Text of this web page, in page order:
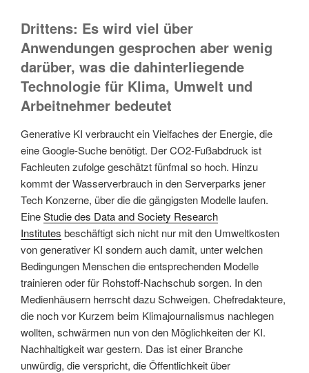
Drittens: Es wird viel über
Anwendungen gesprochen aber wenig
darüber, was die dahinterliegende
Technologie für Klima, Umwelt und
Arbeitnehmer bedeutet
Generative KI verbraucht ein Vielfaches der Energie, die
eine Google-Suche benötigt. Der CO2-Fußabdruck ist
Fachleuten zufolge geschätzt fünfmal so hoch. Hinzu
kommt der Wasserverbrauch in den Serverparks jener
Tech Konzerne, über die die gängigsten Modelle laufen.
EineStudie des Data and Society Research
Institutes beschäftigt sich nicht nur mit den Umweltkosten
von generativer KI sondern auch damit, unter welchen
Bedingungen Menschen die entsprechenden Modelle
trainieren oder für Rohstoff-Nachschub sorgen. In den
Medienhäusern herrscht dazu Schweigen. Chefredakteure,
die noch vor Kurzem beim Klimajournalismus nachlegen
wollten, schwärmen nun von den Möglichkeiten der KI.
Nachhaltigkeit war gestern. Das ist einer Branche
unwürdig, die verspricht, die Öffentlichkeit über